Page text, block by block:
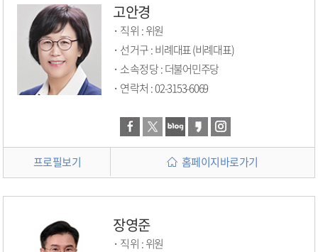
고안경
직위 :위원
선거구 :
비례대표 (비례대표)
소속정당 :더불어민주당
연락처 :02-3153-6069
프로필보기 홈페이지바로가기
장영준
직위 :위원